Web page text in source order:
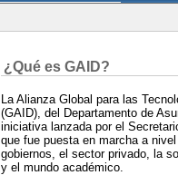
¿Qué es GAID?
La Alianza Global para las
(GAID), del Departamento de
iniciativa lanzada por el
que fue puesta en marcha a
gobiernos, el sector privado, la
y el mundo académico.